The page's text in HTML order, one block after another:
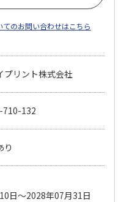
てのお問い合わせはこちら
プリント株式会社
710-132
り
日～2028年07月31日